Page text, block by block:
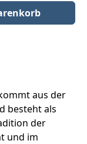
oder benutze
aus der
besteht als
der
und im